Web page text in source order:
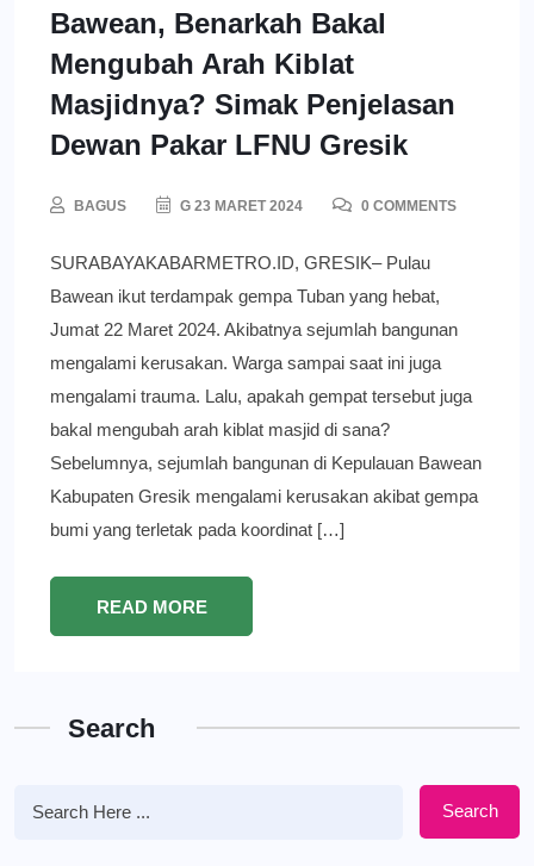
Bawean, Benarkah Bakal
Mengubah Arah Kiblat
Masjidnya? Simak Penjelasan
Dewan Pakar LFNU Gresik
BAGUS G 23 MARET 2024 0 COMMENTS
SURABAYAKABARMETRO.ID, GRESIK– Pulau
Bawean ikut terdampak gempa Tuban yang hebat,
Jumat 22 Maret 2024. Akibatnya sejumlah bangunan
mengalami kerusakan. Warga sampai saat ini juga
mengalami trauma. Lalu, apakah gempat tersebut juga
bakal mengubah arah kiblat masjid di sana?
Sebelumnya, sejumlah bangunan di Kepulauan Bawean
Kabupaten Gresik mengalami kerusakan akibat gempa
bumi yang terletak pada koordinat […]
READ MORE
Search
Search